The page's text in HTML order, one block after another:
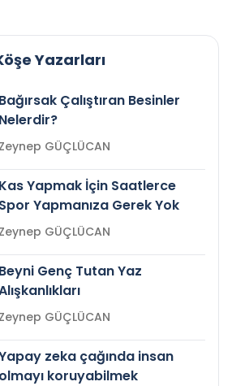
Yazarları
Bağırsak Çalıştıran Besinler
Nelerdir?
Zeynep GÜÇLÜCAN
Kas Yapmak İçin Saatlerce
Spor Yapmanıza Gerek Yok
Zeynep GÜÇLÜCAN
Beyni Genç Tutan Yaz
Zeynep GÜÇLÜCAN
zeka çağında insan
olmayı koruyabilmek